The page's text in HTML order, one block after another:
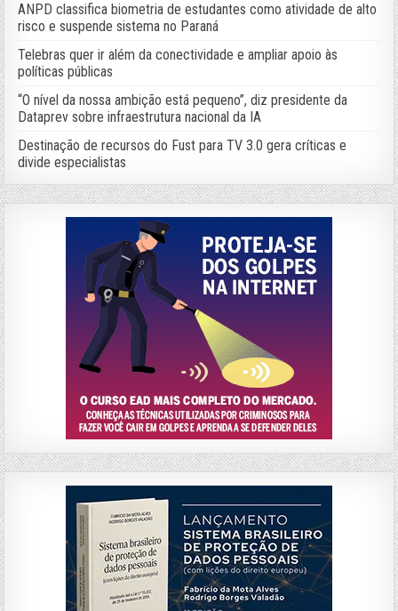
ANPD classifica biometria de estudantes como atividade de alto
risco e suspende sistema no Paraná
Telebras quer ir além da conectividade e ampliar apoio às
políticas públicas
“O nível da nossa ambição está pequeno”, diz presidente da
Dataprev sobre infraestrutura nacional da IA
Destinação de recursos do Fust para TV 3.0 gera críticas e
divide especialistas